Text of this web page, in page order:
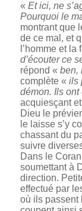
« Et ici, ne
Pourquoi le
montrant que
de ce mal, et
l’homme et
d’écouter ce
répond « ben,
complète « ils
démon. Ils ont
acquiesçant
Dieu le
le laisse s’y
chassant du
suivre
Dans le
soumettant à
direction.
effectué par
où ils passent